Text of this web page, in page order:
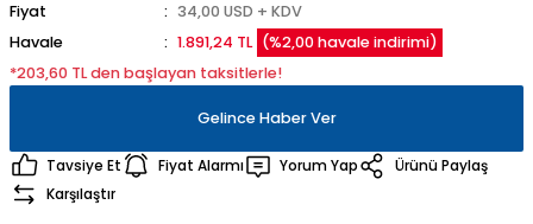
Fiyat
34,00 USD + KDV
Havale
1.891,24 TL (%2,00 havale indirimi)
*203,60 TL den başlayan taksitlerle!
Gelince Haber Ver
Tavsiye Et Fiyat Alarmı Yorum Yap
Ürünü Paylaş
Karşılaştır